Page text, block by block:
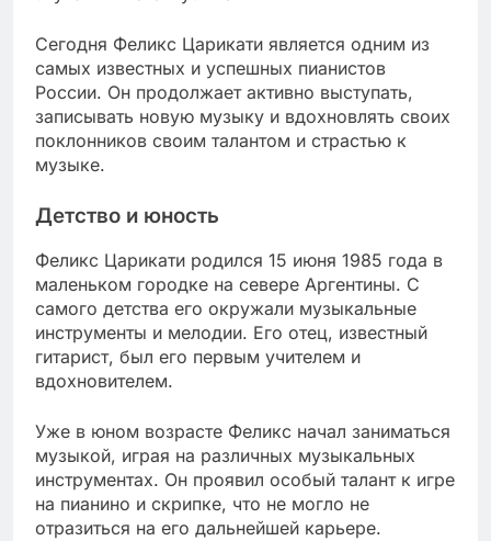
Сегодня Феликс Царикати является одним из
самых известных и успешных пианистов
России. Он продолжает активно выступать,
записывать новую музыку и вдохновлять своих
поклонников своим талантом и страстью к
музыке.
Детство и юность
Феликс Царикати родился 15 июня 1985 года в
маленьком городке на севере Аргентины. С
самого детства его окружали музыкальные
инструменты и мелодии. Его отец, известный
гитарист, был его первым учителем и
вдохновителем.
Уже в юном возрасте Феликс начал заниматься
музыкой, играя на различных музыкальных
инструментах. Он проявил особый талант к игре
на пианино и скрипке, что не могло не
отразиться на его дальнейшей карьере.